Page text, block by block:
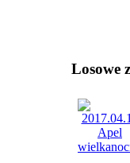
Losowe